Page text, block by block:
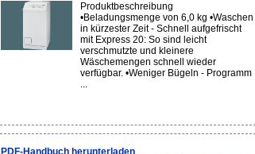
Produktbeschreibung
•Beladungsmenge von 6,0 kg •Waschen
in kürzester Zeit - Schnell aufgefrischt
mit Express 20: So sind leicht
verschmutzte und kleinere
Wäschemengen schnell wieder
verfügbar. •Weniger Bügeln - Programm
...
PDF-Handbuch herunterladen